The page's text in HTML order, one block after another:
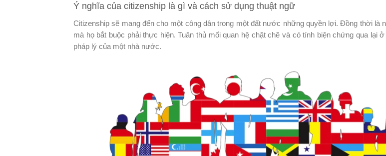
Ý nghĩa của citizenship là gì và cách sử dụng thuật ngữ
Citizenship sẽ mang đến cho một công dân trong một đất nước những quyền lợi. Đồng thời là
mà họ bắt buộc phải thực hiện. Tuân thủ mối quan hệ chặt chẽ và có tính biện chứng qua lại
pháp lý của một nhà nước.